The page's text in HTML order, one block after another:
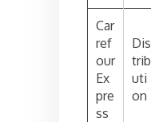
Car
ref
our
Ex
pre
ss
Dis
trib
uti
on